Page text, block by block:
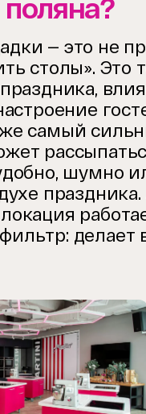
— это не
столы». Это
самый
шумно
делает